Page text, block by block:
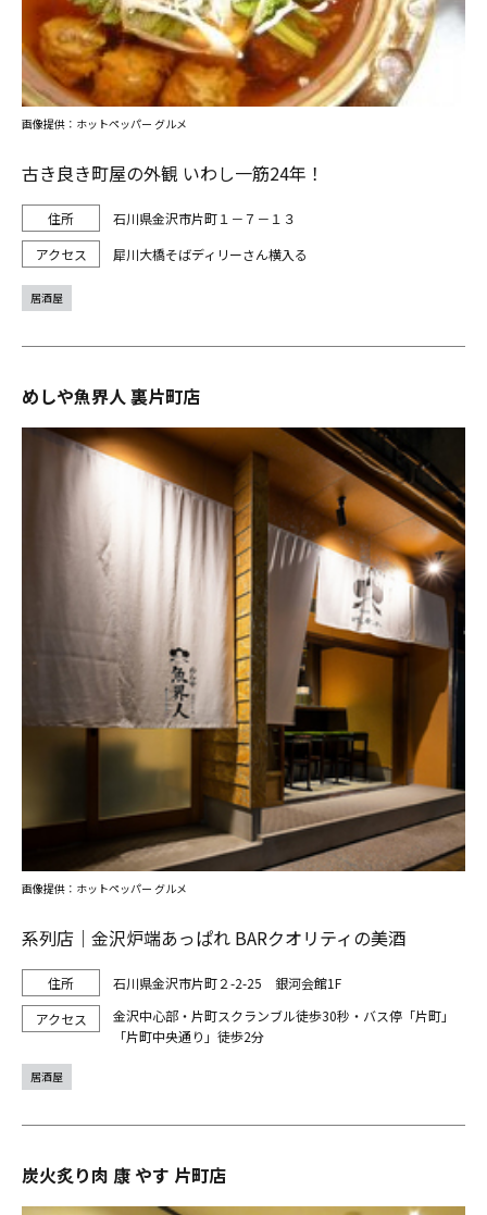
古き良き町屋の外観 いわし一筋24年！
石川県金沢市片町１－７－１３
犀川大橋そばディリーさん横入る
画像提供：ホットペッパー グルメ
居酒屋
めしや魚界人 裏片町店
系列店｜金沢炉端あっぱれ BARクオリティの美酒
石川県金沢市片町２-2-25 銀河会館1F
金沢中心部・片町スクランブル徒歩30秒・バス停「片町」
「片町中央通り」徒歩2分
画像提供：ホットペッパー グルメ
居酒屋
炭火炙り肉 康 やす 片町店